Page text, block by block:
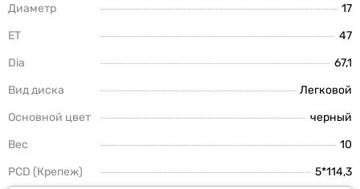
Диаметр
17
ET
47
Dia
67,1
Вид диска
Легковой
Основной цвет
черный
Вес
10
PCD (Крепеж)
5*114,3